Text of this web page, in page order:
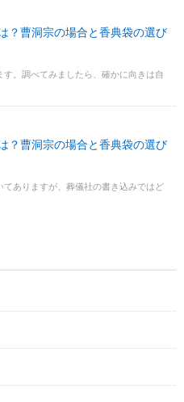
？曹洞宗の場合と香典袋の選び
。調べてみましたら、確かに向きは自
？曹洞宗の場合と香典袋の選び
ありますが、葬儀社の書き込みではど